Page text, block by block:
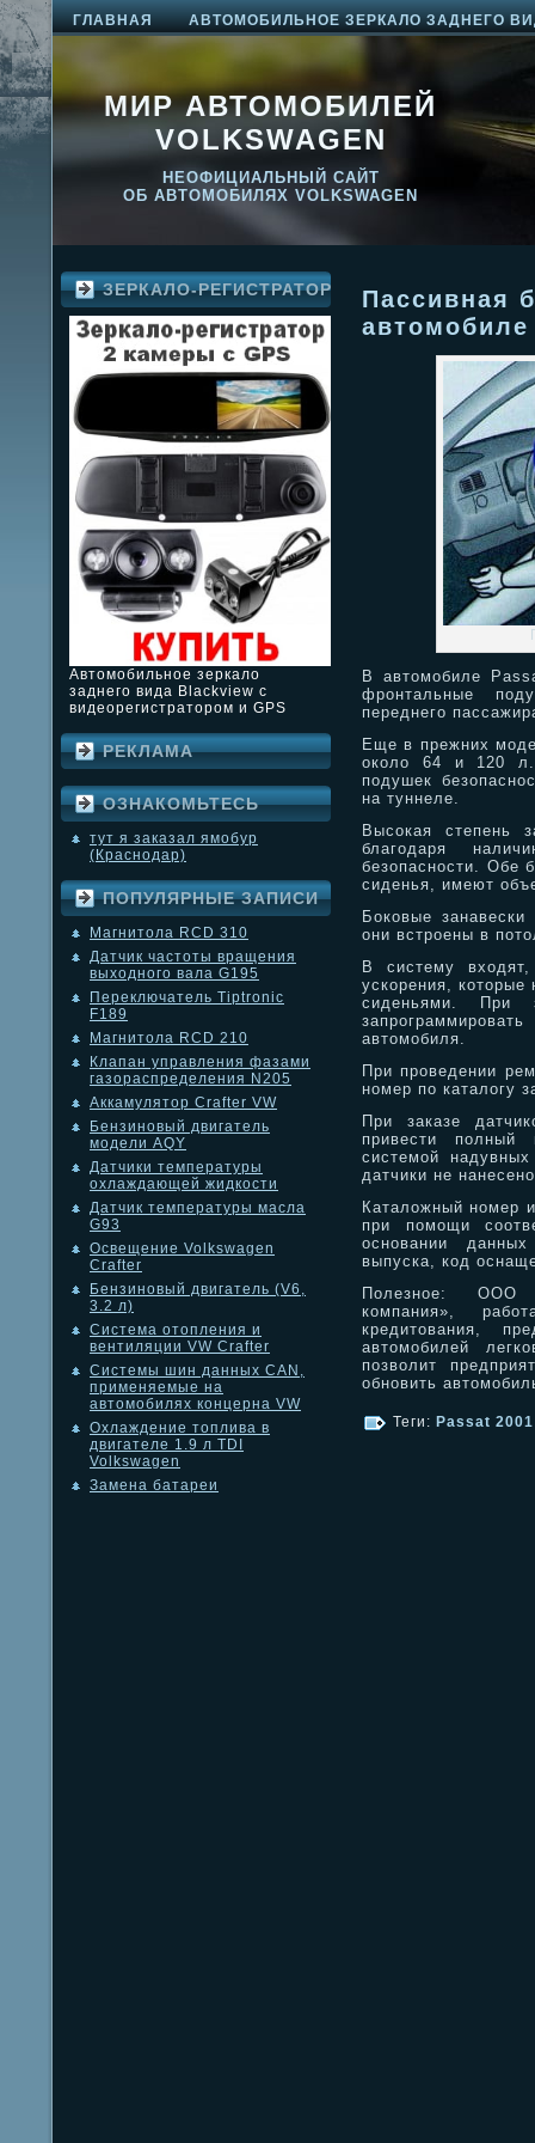
ГЛАВНАЯ АВТОМОБИЛЬНОЕ ЗЕРКАЛО ЗАДНЕГО
МИР АВТОМОБИЛЕЙ
VOLKSWAGEN
НЕОФИЦИАЛЬНЫЙ САЙТ
ОБ АВТОМОБИЛЯХ VOLKSWAGEN
ЗЕРКАЛО-РЕГИСТРАТОР
Автомобильное зеркало
заднего вида Blackview с
видеорегистратором и GPS
РЕКЛАМА
ОЗНАКОМЬТЕСЬ
тут я заказал ямобур
(Краснодар)
ПОПУЛЯРНЫЕ ЗАПИСИ
Магнитола RCD 310
Датчик частоты вращения
выходного вала G195
Переключатель Tiptronic
F189
Магнитола RCD 210
Клапан управления фазами
газораспределения N205
Аккамулятор Crafter VW
Бензиновый двигатель
модели AQY
Датчики температуры
охлаждающей жидкости
Датчик температуры масла
G93
Освещение Volkswagen
Crafter
Бензиновый двигатель (V6,
3.2 л)
Система отопления и
вентиляции VW Crafter
Системы шин данных CAN,
применяемые на
автомобилях концерна VW
Охлаждение топлива в
двигателе 1.9 л TDI
Volkswagen
Замена батареи
Пассивная
В автомобиле
фронтальные
переднего
Еще в прежних
около 64 и 120 л.
подушек
на туннеле.
Высокая степень
благодаря
безопасности. Обе
сиденья, имеют
Боковые
они встроены в
В систему
ускорения, которые
сиденьями. При
автомобиля.
При проведении
номер по каталогу
При заказе
привести полный
системой
датчики не
Каталожный номер
при помощи
основании
выпуска, код
Полезное: ООО
компания»,
кредитования,
автомобилей
позволит
обновить
Теги: Passat 2001